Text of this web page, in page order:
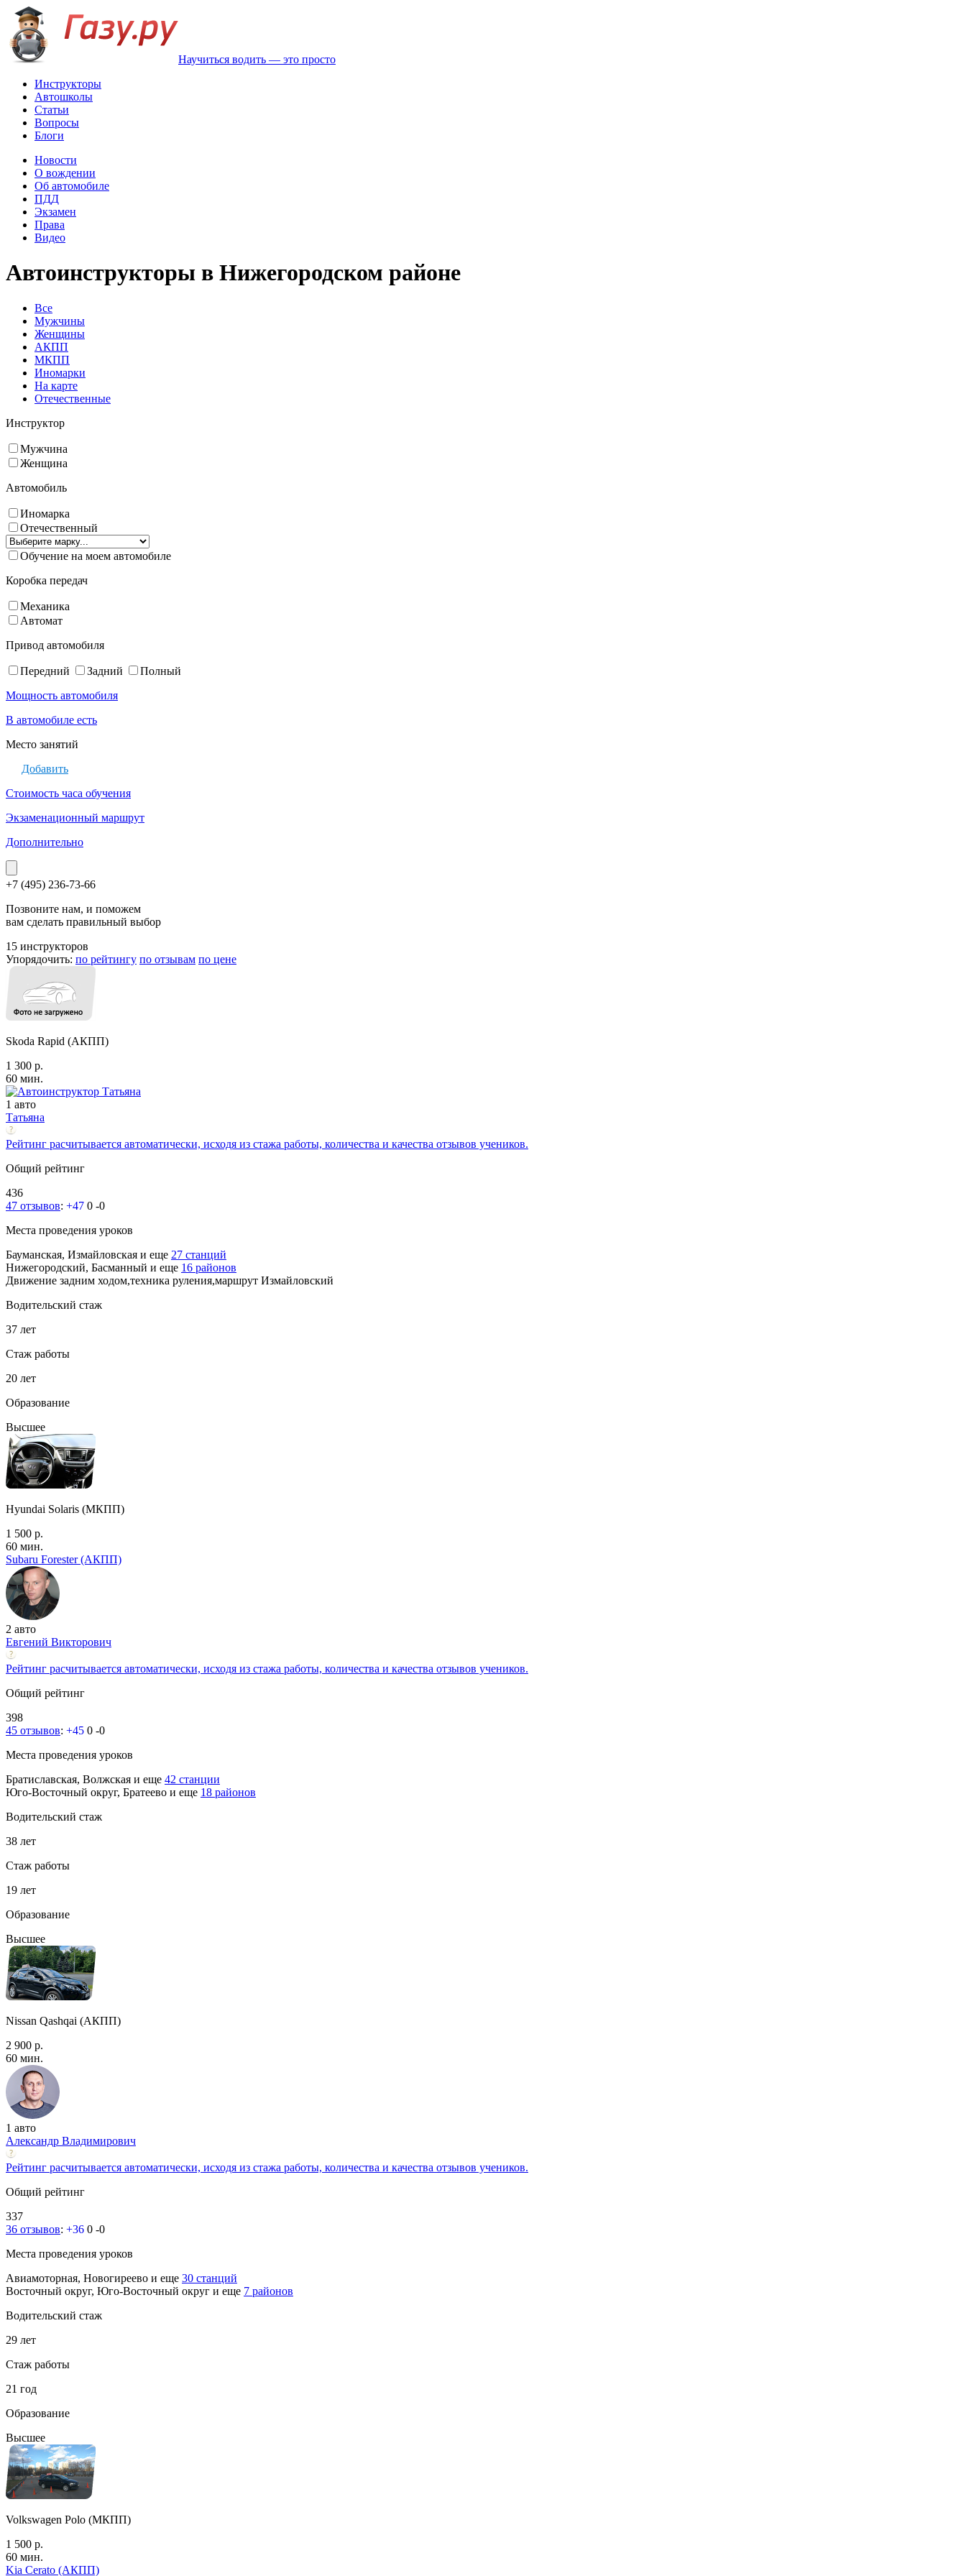
Научиться водить — это просто
Инструкторы
Автошколы
Статьи
Вопросы
Блоги
Новости
О вождении
Об автомобиле
ПДД
Экзамен
Права
Видео
Автоинструкторы в Нижегородском районе
Все
Мужчины
Женщины
АКПП
МКПП
Иномарки
На карте
Отечественные
Инструктор
Мужчина
Женщина
Автомобиль
Иномарка
Отечественный
Обучение на моем автомобиле
Коробка передач
Механика
Автомат
Привод автомобиля
Передний Задний
Полный
Мощность автомобиля
В автомобиле есть
Место занятий
Добавить
Стоимость часа обучения
Экзаменационный маршрут
Дополнительно
+7 (495) 236-73-66
Позвоните нам, и поможем
вам сделать правильный выбор
15 инструкторов
Упорядочить: по рейтингу по отзывам по цене
Skoda Rapid (АКПП)
1 300 р.
60 мин.
1 авто
Татьяна
Рейтинг расчитывается автоматически, исходя из стажа работы, количества и качества отзывов учеников.
Общий рейтинг
436
47 отзывов: +47 0 -0
Места проведения уроков
Бауманская, Измайловская и еще 27 станций
Нижегородский, Басманный и еще 16 районов
Движение задним ходом,техника руления,маршрут Измайловский
Водительский стаж
37 лет
Стаж работы
20 лет
Образование
Высшее
Hyundai Solaris (МКПП)
1 500 р.
60 мин.
Subaru Forester (АКПП)
2 авто
Евгений Викторович
Рейтинг расчитывается автоматически, исходя из стажа работы, количества и качества отзывов учеников.
Общий рейтинг
398
45 отзывов: +45 0 -0
Места проведения уроков
Братиславская, Волжская и еще 42 станции
Юго-Восточный округ, Братеево и еще 18 районов
Водительский стаж
38 лет
Стаж работы
19 лет
Образование
Высшее
Nissan Qashqai (АКПП)
2 900 р.
60 мин.
1 авто
Александр Владимирович
Рейтинг расчитывается автоматически, исходя из стажа работы, количества и качества отзывов учеников.
Общий рейтинг
337
36 отзывов: +36 0 -0
Места проведения уроков
Авиамоторная, Новогиреево и еще 30 станций
Восточный округ, Юго-Восточный округ и еще 7 районов
Водительский стаж
29 лет
Стаж работы
21 год
Образование
Высшее
Volkswagen Polo (МКПП)
1 500 р.
60 мин.
Kia Cerato (АКПП)